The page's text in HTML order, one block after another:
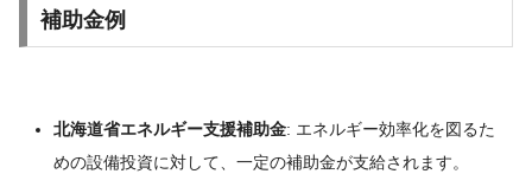
補助金例
北海道省エネルギー支援補助金: エネルギー効率化を図るた
めの設備投資に対して、一定の補助金が支給されます。